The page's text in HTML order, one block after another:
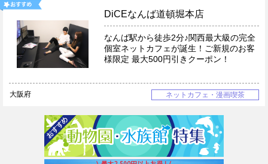
DiCEなんば道頓堀本店
なんば駅から徒歩2分♪関西最大級の完全
個室ネットカフェが誕生！ご新規のお客
様限定 最大500円引きクーポン！
大阪府 ネットカフェ・漫画喫茶